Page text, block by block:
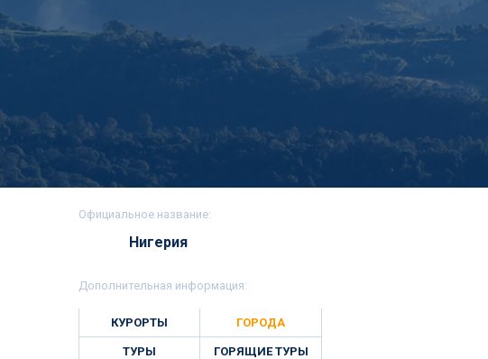
Официальное название:
Нигерия
Дополнительная информация:
КУРОРТЫ ГОРОДА
ТУРЫ ГОРЯЩИЕ ТУРЫ